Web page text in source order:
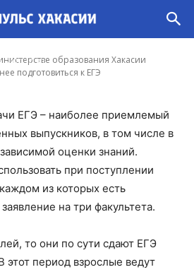
образования Хакасии
подготовиться к ЕГЭ
подготовиться
2020 10:30
ЕГЭ – наиболее приемлемый
выпускников, в том числе в
оценки знаний.
при поступлении
из которых есть
на три факультета.
то они по сути сдают ЕГЭ
этот период взрослые ведут